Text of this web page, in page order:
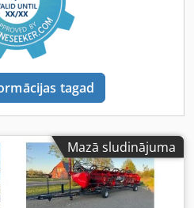
tagad
Mazā sludinājuma